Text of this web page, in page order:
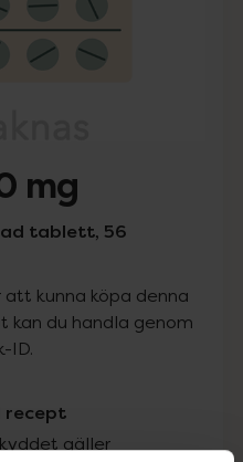
mg
tablett, 56
kunna köpa denna
kan du handla genom
ID.
recept
gäller